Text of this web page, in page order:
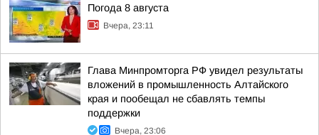
Погода 8 августа
Вчера, 23:11
Глава Минпромторга РФ увидел результаты
вложений в промышленность Алтайского
края и пообещал не сбавлять темпы
поддержки
Вчера, 23:06